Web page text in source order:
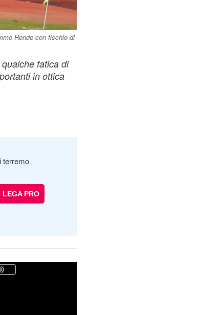
Rende con fischio di
fatica di
in ottica
terremo
LEGA PRO